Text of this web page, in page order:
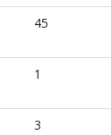
45
1
3